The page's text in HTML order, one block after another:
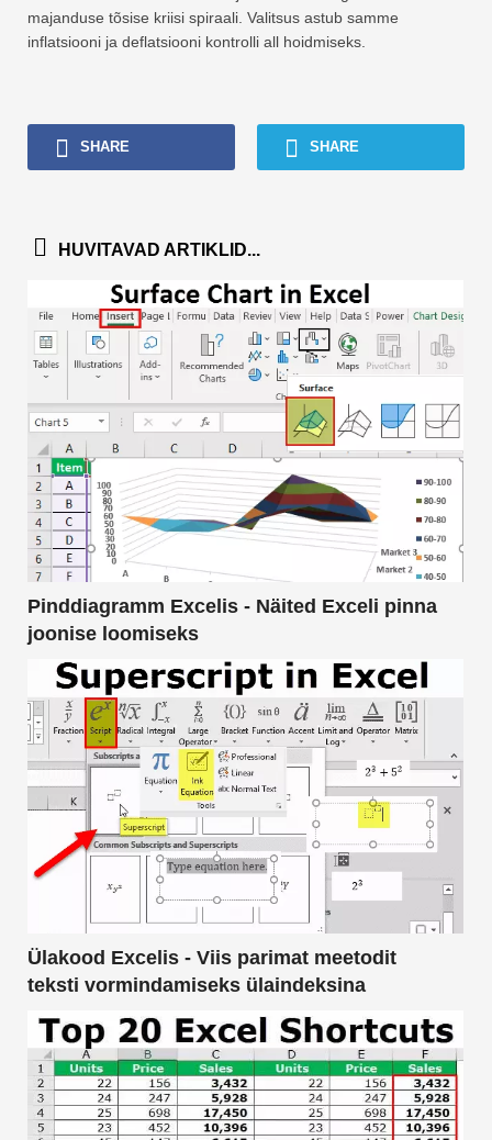
majanduse tõsise kriisi spiraali. Valitsus astub samme
inflatsiooni ja deflatsiooni kontrolli all hoidmiseks.
SHARE SHARE
HUVITAVAD ARTIKLID...
Pinddiagramm Excelis - Näited Exceli pinna
joonise loomiseks
Ülakood Excelis - Viis parimat meetodit
teksti vormindamiseks ülaindeksina